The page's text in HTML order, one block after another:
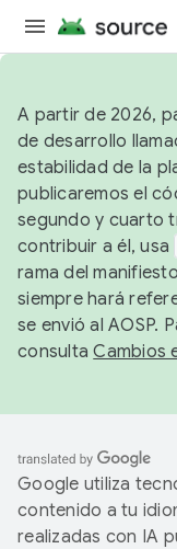
A partir de 2026,
de desarrollo
estabilidad de la
publicaremos el
segundo y cuarto
contribuir a él, usa
rama del manifiesto
siempre hará
se envió al AOSP.
consultaCambios
Google utiliza
contenido a tu
realizadas con IA